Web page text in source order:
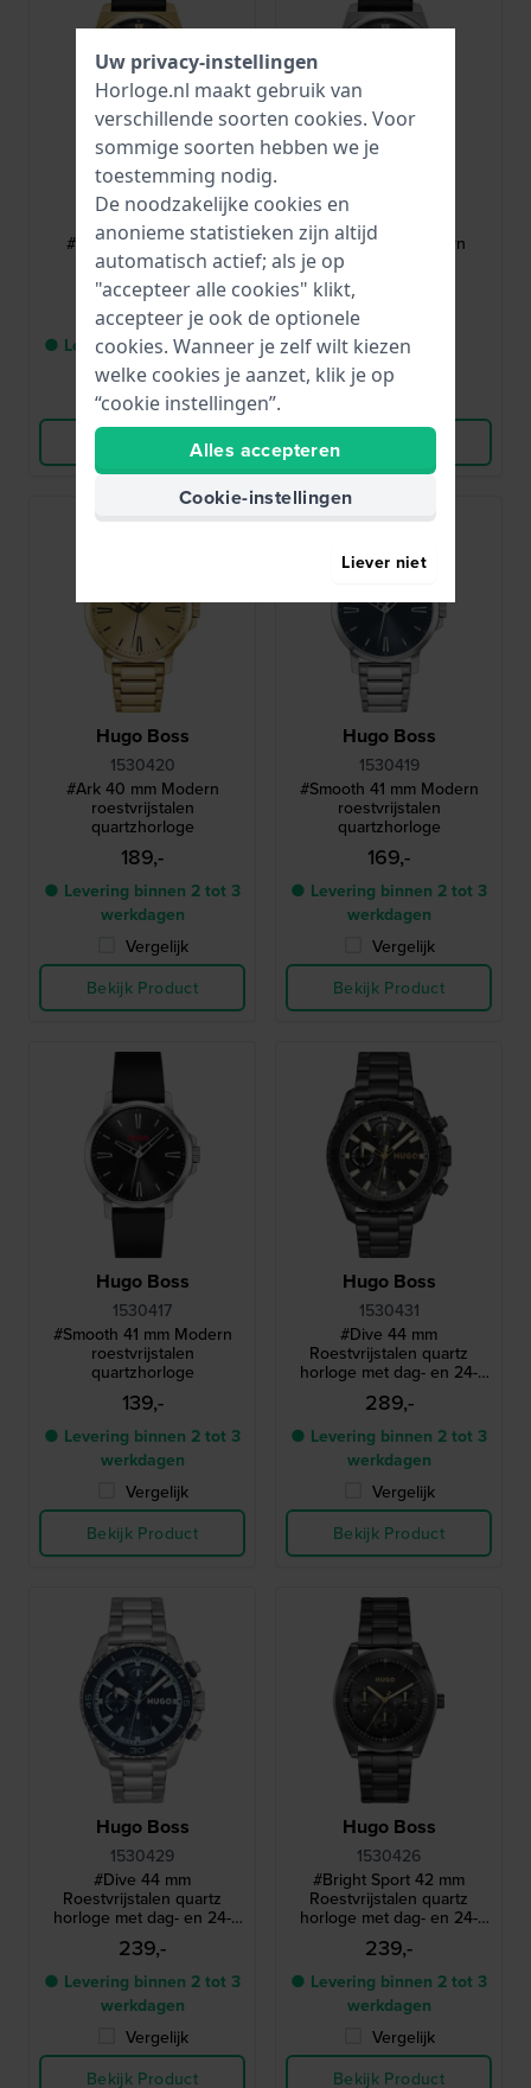
Hugo Boss
1530438
#Ark 40 mm Modern
roestvrijstalen
quartzhorloge
169,-
● Levering binnen 2 tot 3
werkdagen
Vergelijk
Bekijk Product
1530437
#Ark 40 mm Modern
roestvrijstalen
quartzhorloge
€ 159,-
● Op voorraad
Bekijk Product
Hugo Boss
1530420
#Ark 40 mm Modern
roestvrijstalen
quartzhorloge
189,-
● Levering binnen 2 tot 3
werkdagen
Vergelijk
Bekijk Product
Hugo Boss
1530419
#Smooth 41 mm Modern
roestvrijstalen
quartzhorloge
169,-
● Levering binnen 2 tot 3
werkdagen
Vergelijk
Bekijk Product
Hugo Boss
1530417
#Smooth 41 mm Modern
roestvrijstalen
quartzhorloge
139,-
● Levering binnen 2 tot 3
werkdagen
Vergelijk
Bekijk Product
Hugo Boss
1530431
#Dive 44 mm
Roestvrijstalen quartz
horloge met dag- en 24-
uurs wijzerplaat
289,-
● Levering binnen 2 tot 3
werkdagen
Vergelijk
Bekijk Product
Hugo Boss
1530429
#Dive 44 mm
Roestvrijstalen quartz
horloge met dag- en 24-
uurs wijzerplaat
239,-
● Levering binnen 2 tot 3
werkdagen
Vergelijk
Bekijk Product
Hugo Boss
1530426
#Bright Sport 42 mm
Roestvrijstalen quartz
horloge met dag- en 24-
uurs wijzerplaat
239,-
● Levering binnen 2 tot 3
werkdagen
Vergelijk
Bekijk Product
Uw privacy-instellingen
Horloge.nl maakt gebruik van
verschillende soorten cookies. Voor
sommige soorten hebben we je
toestemming nodig.
De noodzakelijke cookies en
anonieme statistieken zijn altijd
automatisch actief; als je op
"accepteer alle cookies" klikt,
accepteer je ook de optionele
cookies. Wanneer je zelf wilt kiezen
welke cookies je aanzet, klik je op
“cookie instellingen”.
Alles accepteren
Cookie-instellingen
Liever niet